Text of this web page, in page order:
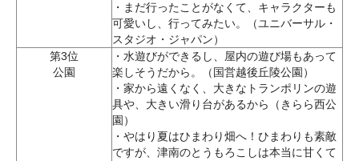
・まだ行ったことがなくて、キャラクターも
可愛いし、行ってみたい。（ユニバーサル・
スタジオ・ジャパン）
第3位
公園
・水遊びができるし、屋内の遊び場もあって
楽しそうだから。（国営越後丘陵公園）
・家から遠くなく、大きなトランポリンの遊
具や、大きい滑り台があるから（きらら西公
園）
・やはり夏はひまわり畑へ！ひまわりも素敵
ですが、津南のとうもろこしは本当に甘くて